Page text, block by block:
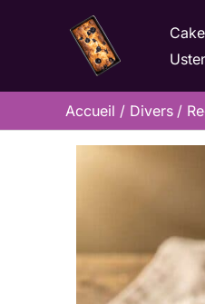
Accueil Divers